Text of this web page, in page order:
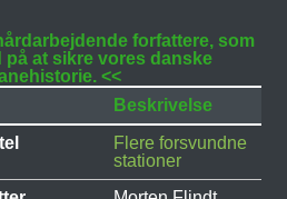
forfattere, som
på at sikre vores danske
<<
Beskrivelse
Flere forsvundne
stationer